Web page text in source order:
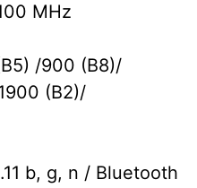
MHz
/900 (B8)/
(B2)/
b, g, n / Bluetooth